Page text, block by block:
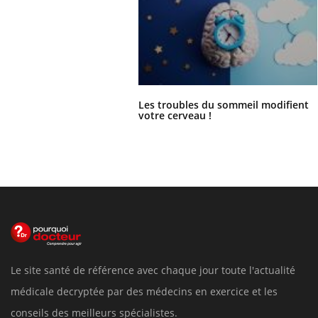
Les troubles du sommeil modifient
votre cerveau !
Le site santé de référence avec chaque jour toute l'actualité
médicale decryptée par des médecins en exercice et les
conseils des meilleurs spécialistes.